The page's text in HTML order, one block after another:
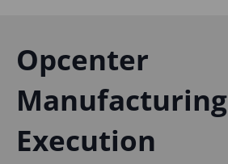
Opcenter
Manufacturing
Execution